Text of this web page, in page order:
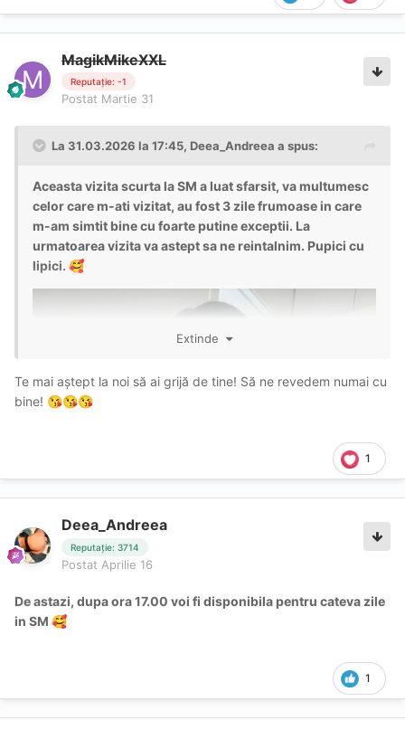
MagikMikeXXL
Reputație: -1
Postat Martie 31
La 31.03.2026 la 17:45, Deea_Andreea a spus:
Aceasta vizita scurta la SM a luat sfarsit, va multumesc
celor care m-ati vizitat, au fost 3 zile frumoase in care
m-am simtit bine cu foarte putine exceptii. La
urmatoarea vizita va astept sa ne reintalnim. Pupici cu
lipici. 🥰
Extinde
Te mai aștept la noi să ai grijă de tine! Să ne revedem numai cu
bine! 😘😘😘
1
Deea_Andreea
Reputație: 3714
Postat Aprilie 16
De astazi, dupa ora 17.00 voi fi disponibila pentru cateva zile
in SM 🥰
1